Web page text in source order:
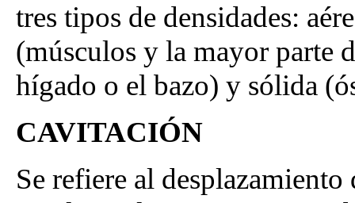
tres tipos de densidades:
(músculos y la mayor parte
hígado o el bazo) y sólida
CAVITACIÓN
Se refiere al